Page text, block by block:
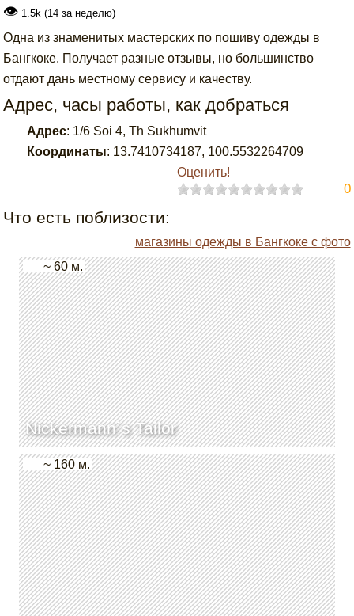
👁 1.5k (14 за неделю)
Одна из знаменитых мастерских по пошиву одежды в
Бангкоке. Получает разные отзывы, но большинство
отдают дань местному сервису и качеству.
Адрес, часы работы, как добраться
Адрес: 1/6 Soi 4, Th Sukhumvit
Координаты: 13.7410734187, 100.5532264709
Оценить!
0
Что есть поблизости:
магазины одежды в Бангкоке с фото
Nickermann`s Tailor
~ 60 м.
~ 160 м.